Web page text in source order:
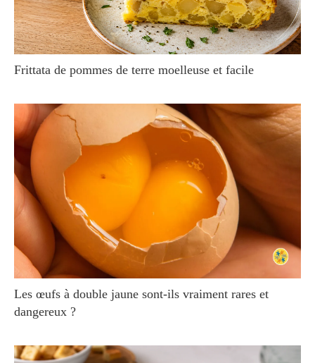
Frittata de pommes de terre moelleuse et facile
Les œufs à double jaune sont-ils vraiment rares et
dangereux ?